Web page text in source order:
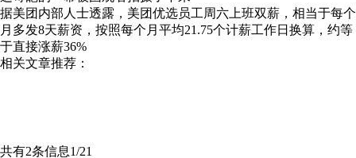
据美团内部人士透露，美团优选员工周六上班双薪，相当于每个
月多发8天薪资，按照每个月平均21.75个计薪工作日换算，约等
于直接涨薪36%
相关文章推荐：
共有2条信息1/21